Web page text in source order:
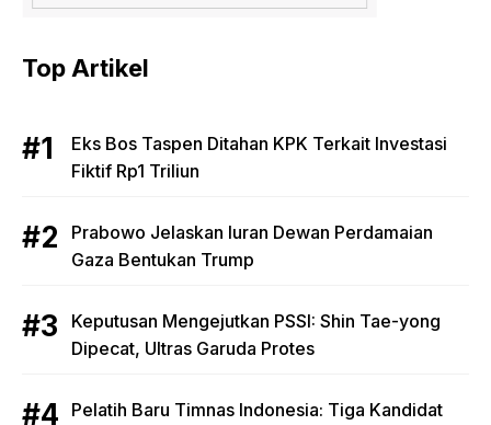
Top Artikel
Eks Bos Taspen Ditahan KPK Terkait Investasi
Fiktif Rp1 Triliun
Prabowo Jelaskan Iuran Dewan Perdamaian
Gaza Bentukan Trump
Keputusan Mengejutkan PSSI: Shin Tae-yong
Dipecat, Ultras Garuda Protes
Pelatih Baru Timnas Indonesia: Tiga Kandidat